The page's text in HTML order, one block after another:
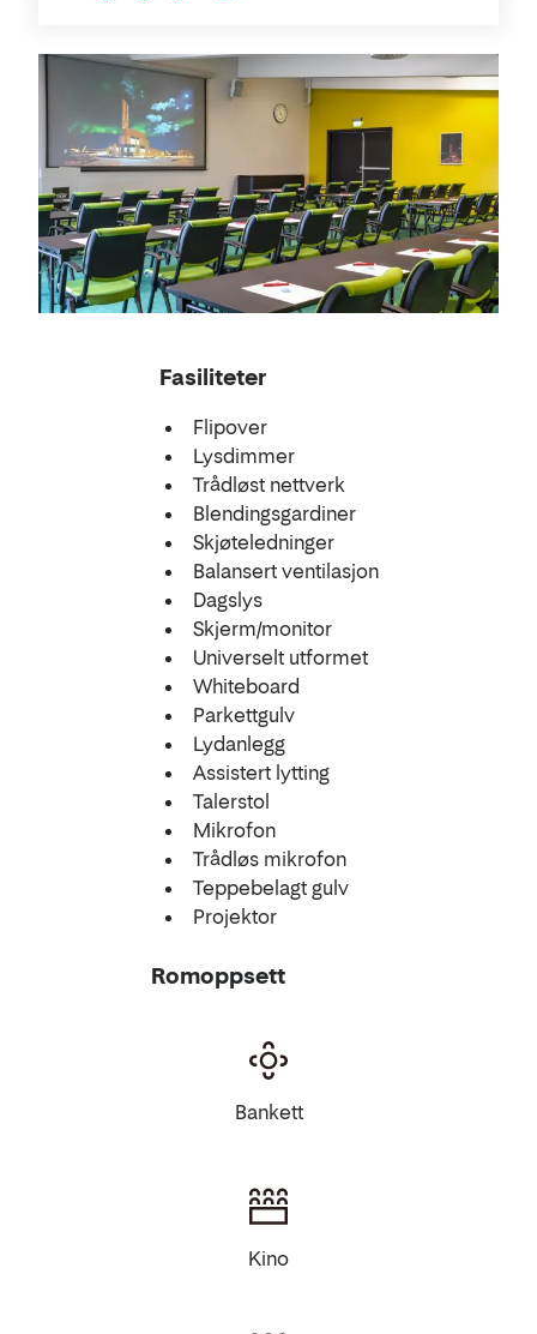
Konferanse
Fasiliteter
Flipover
Lysdimmer
Trådløst nettverk
Blendingsgardiner
Skjøteledninger
Balansert ventilasjon
Dagslys
Skjerm/monitor
Universelt utformet
Whiteboard
Parkettgulv
Lydanlegg
Assistert lytting
Talerstol
Mikrofon
Trådløs mikrofon
Teppebelagt gulv
Projektor
Romoppsett
Bankett
Kino